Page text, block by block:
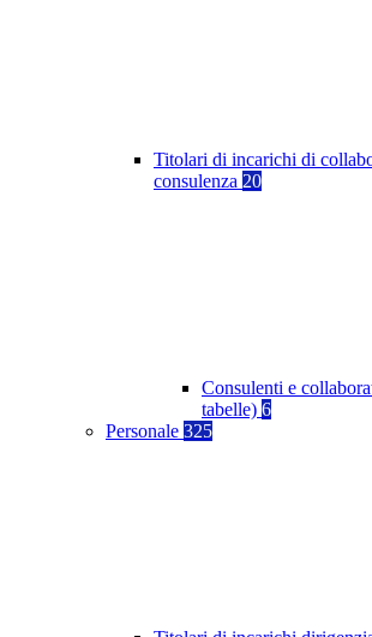
Titolari di incarichi di
consulenza 20
Consulenti e
tabelle) 6
Personale 325